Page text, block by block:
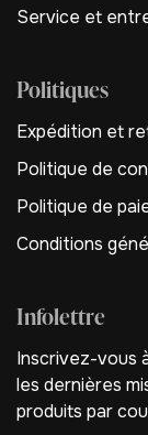
Service et
Politiques
Expédition et
Politique de
Politique de
Conditions
Infolettre
Inscrivez-vous
les dernières
produits par